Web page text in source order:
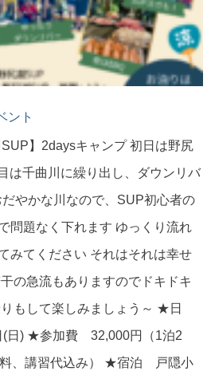
ント
SUP】2daysキャンプ 初日は野尻
は千曲川に繰り出し、ダウンリバ
やかな川なので、SUP初心者の
問題なく下れます ゆっくり流れ
みてください それはそれは幸せ
の急流もありますのでドキドキ
もして楽しみましょう～ ★日
日) ★参加費 32,000円（1泊2
、講習代込み） ★宿泊 戸隠小